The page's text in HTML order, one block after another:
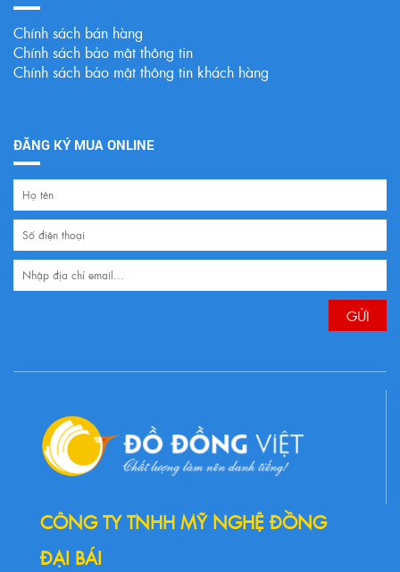
Chính sách bán hàng
Chính sách bảo mật thông tin
Chính sách bảo mật thông tin khách hàng
ĐĂNG KÝ MUA ONLINE
CÔNG TY TNHH MỸ NGHỆ ĐỒNG
ĐẠI BÁI